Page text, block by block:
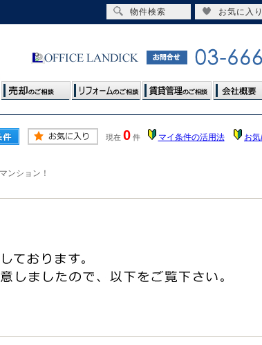
現在 0 件 マイ条件の活用法 お
ンション！
物件検索 お気に入り